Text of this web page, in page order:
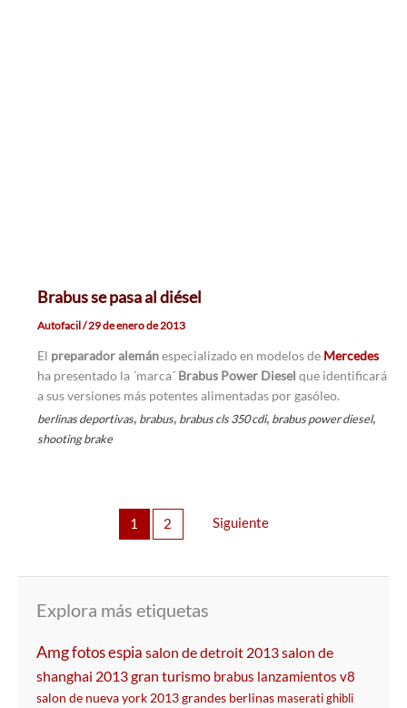
Brabus se pasa al diésel
Autofacil/29 de enero de 2013
El preparador alemánespecializado en modelos de Mercedes
ha presentado la ´marca´ Brabus Power Diesel que identificará
a sus versiones más potentes alimentadas por gasóleo.
berlinas deportivas, brabus, brabus cls 350 cdi, brabus power diesel,
shooting brake
1 2 Siguiente
Explora más etiquetas
Amgfotos espia salon de detroit 2013salon de
shanghai 2013gran turismo brabus lanzamientos v8
salon de nueva york 2013grandes berlinas maserati ghibli